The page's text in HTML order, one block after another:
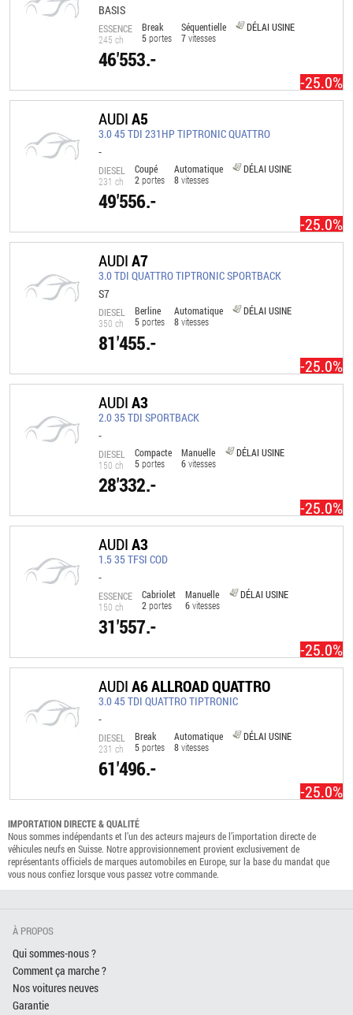
BASIS
ESSENCE
245 ch
Break
5portes
Séquentielle
7vitesses
DÉLAI USINE
-25.0%
46'553.-
AUDIA5
3.0 45 TDI 231HP TIPTRONIC QUATTRO
-
DIESEL
231 ch
Coupé
2 portes
Automatique
8vitesses
DÉLAI USINE
-25.0%
49'556.-
AUDIA7
3.0 TDI QUATTRO TIPTRONIC SPORTBACK
S7
DIESEL
350 ch
Berline
5portes
Automatique
8vitesses
DÉLAI USINE
-25.0%
81'455.-
AUDIA3
2.0 35 TDI SPORTBACK
-
DIESEL
150 ch
Compacte
5portes
Manuelle
6vitesses
DÉLAI USINE
-25.0%
28'332.-
AUDIA3
1.5 35 TFSI COD
-
ESSENCE
150 ch
Cabriolet
2 portes
Manuelle
6vitesses
DÉLAI USINE
-25.0%
31'557.-
AUDIA6 ALLROAD QUATTRO
3.0 45 TDI QUATTRO TIPTRONIC
-
DIESEL
231 ch
Break
5portes
Automatique
8vitesses
DÉLAI USINE
-25.0%
61'496.-
IMPORTATION DIRECTE & QUALITÉ
Nous sommes indépendants et l’un des acteurs majeurs de l’importation directe de
véhicules neufs en Suisse. Notre approvisionnement provient exclusivement de
représentants officiels de marques automobiles en Europe, sur la base du mandat que
vous nous confiez lorsque vous passez votre commande.
À PROPOS
Qui sommes-nous ?
Comment ça marche ?
Nos voitures neuves
Garantie